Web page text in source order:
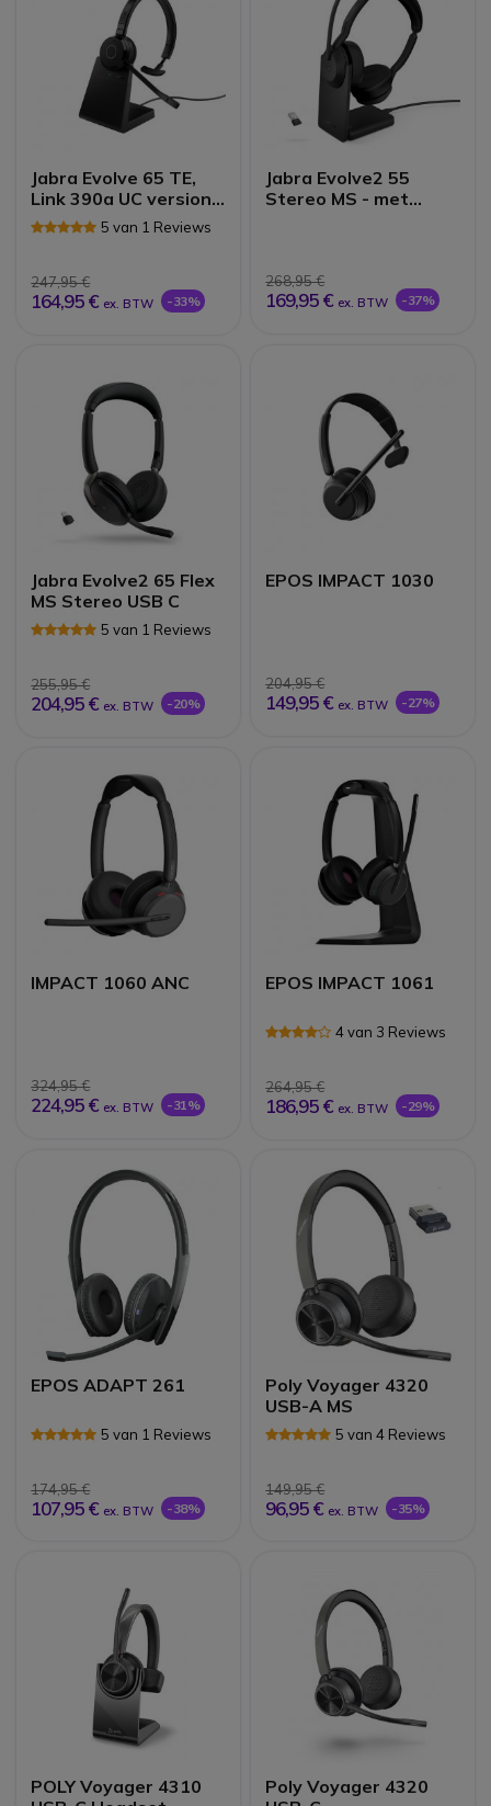
Jabra Evolve 65 TE,
Link 390a UC version
Mono - Met
Laadstation
5 van 1 Reviews
247,95 €
164,95 € ex. BTW -33%
Jabra Evolve2 55
Stereo MS - met
268,95 €
169,95 € ex. BTW -37%
Jabra Evolve2 65 Flex
MS Stereo USB C
5 van 1 Reviews
255,95 €
204,95 € ex. BTW -20%
EPOS IMPACT 1030
204,95 €
149,95 € ex. BTW -27%
IMPACT 1060 ANC
324,95 €
224,95 € ex. BTW -31%
EPOS IMPACT 1061
4 van 3 Reviews
264,95 €
186,95 € ex. BTW -29%
EPOS ADAPT 261
5 van 1 Reviews
174,95 €
107,95 € ex. BTW -38%
Poly Voyager 4320
USB-A MS
5 van 4 Reviews
149,95 €
96,95 € ex. BTW -35%
POLY Voyager 4310
Poly Voyager 4320